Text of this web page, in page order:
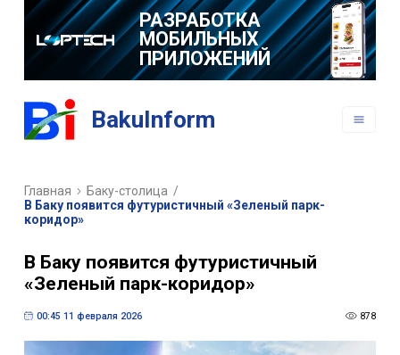
РАЗРАБОТКА
МОБИЛЬНЫХ
ПРИЛОЖЕНИЙ
BakuInform
Главная Баку-столица /
В Баку появится футуристичный «Зеленый парк-
коридор»
В Баку появится футуристичный
«Зеленый парк-коридор»
00:45 11 февраля 2026 878